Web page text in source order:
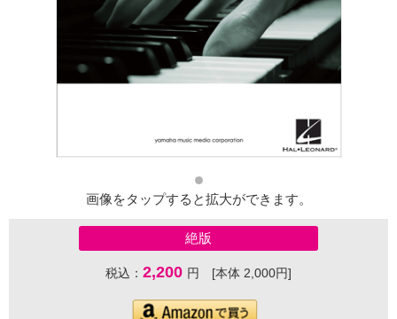
画像をタップすると拡大ができます。
絶版
税込： 2,200 円 [本体 2,000円]